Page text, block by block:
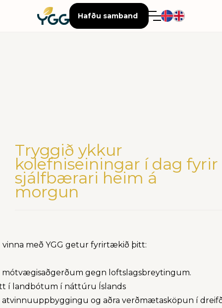
Hafðu samband
Tryggið ykkur
kolefniseiningar í dag fyrir
sjálfbærari heim á
morgun
vinna með YGG getur fyrirtækið þitt:
mótvægisaðgerðum gegn loftslagsbreytingum.
í landbótum í náttúru Íslands
og aðra verðmætasköpun í